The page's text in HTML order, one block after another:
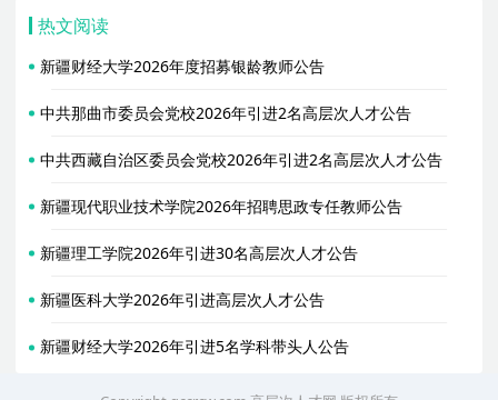
热文阅读
新疆财经大学2026年度招募银龄教师公告
中共那曲市委员会党校2026年引进2名高层次人才公告
中共西藏自治区委员会党校2026年引进2名高层次人才公告
新疆现代职业技术学院2026年招聘思政专任教师公告
新疆理工学院2026年引进30名高层次人才公告
新疆医科大学2026年引进高层次人才公告
新疆财经大学2026年引进5名学科带头人公告